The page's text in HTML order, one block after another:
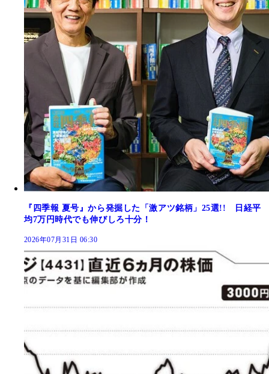
『四季報 夏号』から発掘した「激アツ銘柄」25選!! 日経平
均7万円時代でも伸びしろ十分！
2026年07月31日 06:30